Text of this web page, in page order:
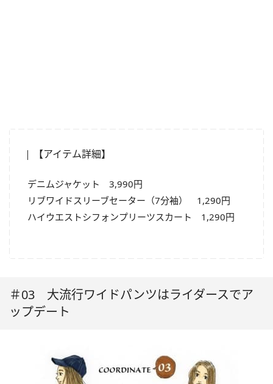
【アイテム詳細】
デニムジャケット 3,990円
リブワイドスリーブセーター（7分袖） 1,290円
ハイウエストシフォンプリーツスカート 1,290円
＃03 大流行ワイドパンツはライダースでア
ップデート